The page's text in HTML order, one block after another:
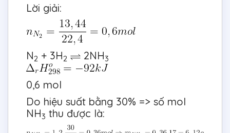
Lời giải:
N2 + 3H2 2NH3
0,6 mol
Do hiệu suất bằng 30% => số mol
NH3 thu được là: